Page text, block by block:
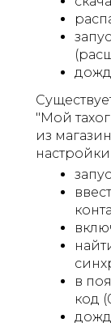
"Мой
из
в
код